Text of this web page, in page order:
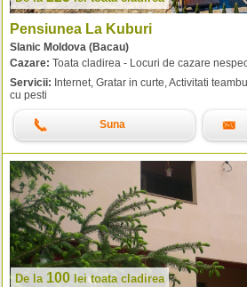
Pensiunea La Kuburi
Slanic Moldova (Bacau)
Cazare: Toata cladirea - Locuri de cazare
Servicii: Internet, Gratar in curte, Activitati
cu pesti
Suna
De la 100 leitoata cladirea